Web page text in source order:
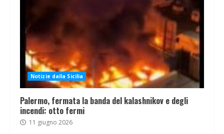
Notizie dalla Sicilia
Palermo, fermata la banda del kalashnikov e degli
incendi: otto fermi
11 giugno 2026